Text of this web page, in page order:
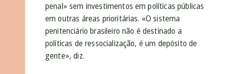
penal» sem investimentos em políticas públicas
em outras áreas prioritárias. «O sistema
penitenciário brasileiro não é destinado a
políticas de ressocialização, é um depósito de
gente», diz.